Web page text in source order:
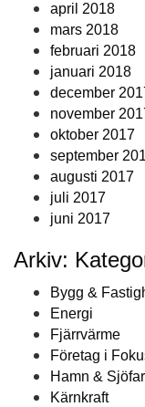
april 2018
mars 2018
februari 2018
januari 2018
december
november
oktober 2017
september
augusti 2017
juli 2017
juni 2017
Arkiv:
Bygg &
Energi
Fjärrvärme
Företag i
Hamn &
Kärnkraft